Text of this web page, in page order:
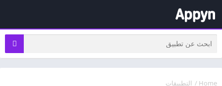
Home
/ التطبيقات